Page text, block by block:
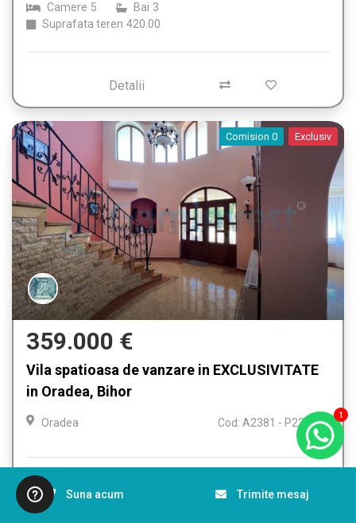
1
Camere 5 Bai 3
Suprafata teren 420.00
Detalii
Comision 0 Exclusiv
359.000 €
Vila spatioasa de vanzare in EXCLUSIVITATE
in Oradea, Bihor
Oradea Cod: A2381 - P2312
Camere
Suprafata teren
Suna acum Trimite mesaj